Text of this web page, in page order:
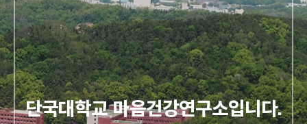
단국대학교 마음건강연구소입니다.